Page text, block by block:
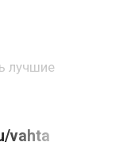
лучшие
vahta